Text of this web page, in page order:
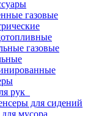
газовые
газовые
рук
для сидений
мусора